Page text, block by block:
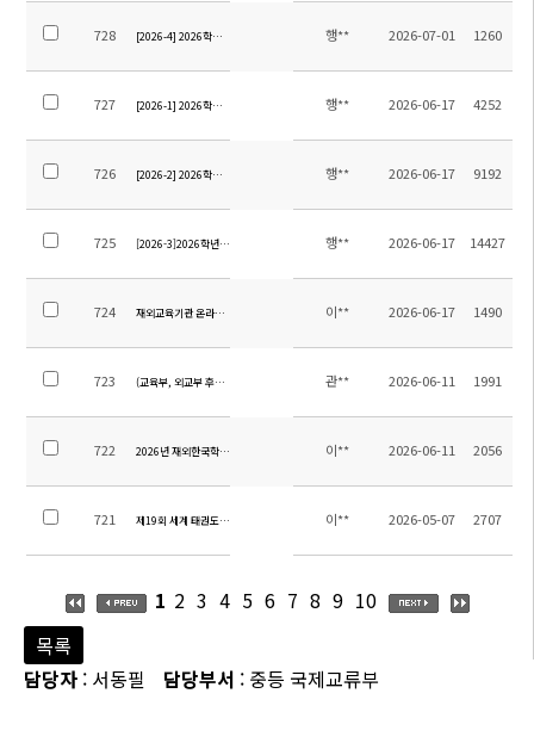
728 [2026-4] 2026학년도 12학년 졸업여행 위탁용역 업체 선정을 위한 입찰 재공고
행** 2026-07-01 1260
727 [2026-1] 2026학년도 9학년 졸업여행 위탁용역 업체 선정을 위한 입찰 공고
행** 2026-06-17 4252
726 [2026-2] 2026학년도 12학년 졸업여행 위탁용역 업체 선정을 위한 입찰 공고
행** 2026-06-17 9192
725 [2026-3]2026학년도 중등 현장체험학습 위탁용역 업체 선정을 위한 입찰 공고
행** 2026-06-17 14427
724 재외교육기관 온라인소식지 제13호 원고모집(7.8.까지)
이** 2026-06-17 1490
723 (교육부, 외교부 후원) 2026 내가 한국바로알리기 주인공 공모전 안내
관** 2026-06-11 1991
722 2026년 재외한국학교 학생 이야기 공모전 안내이** 2026-06-11 2056
721 제19회 세계 태권도 문화엑스포 대회 안내 이** 2026-05-07 2707
1 2 3 4 5 6 7 8 9 10
목록
담당자 : 서동필 담당부서 : 중등 국제교류부